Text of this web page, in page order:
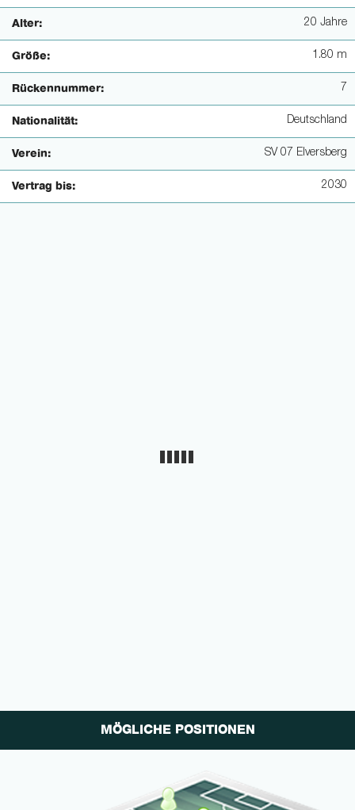
Alter: 20 Jahre
Größe: 1.80 m
Rückennummer: 7
Nationalität: Deutschland
Verein: SV 07 Elversberg
Vertrag bis: 2030
MÖGLICHE POSITIONEN